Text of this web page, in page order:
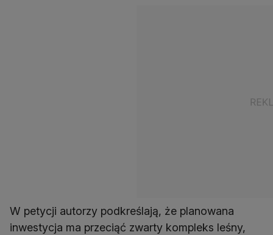
W petycji autorzy podkreślają, że planowana
inwestycja ma przeciąć zwarty kompleks leśny,